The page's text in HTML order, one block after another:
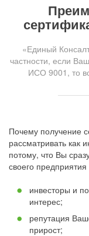
«Единый
частности, если
ИСО 9001, то
Почему получение
рассматривать как
потому, что Вы
своего
инвесторы и
интерес;
репутация
прирост;